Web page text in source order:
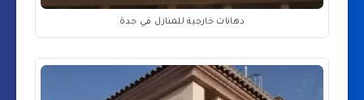
دهانات خارجية للمنازل في جدة